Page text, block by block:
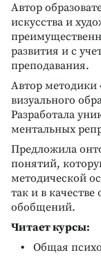
Автор
искусства и
развития и с
преподавания.
Автор методики
визуального
Разработала
ментальных
Предложила
понятий,
методической
так и в
обобщений.
Читает курсы:
Общая